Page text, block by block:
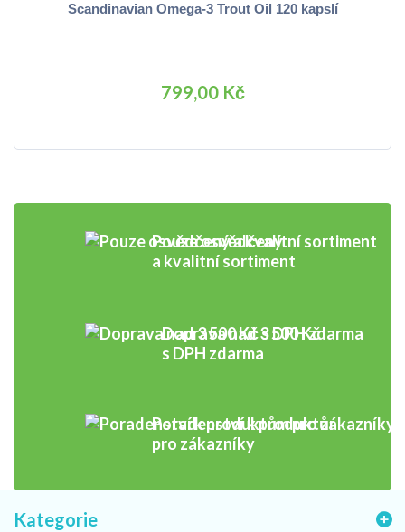
Scandinavian Omega-3 Trout Oil 120 kapslí
799,00 Kč
Pouze osvědčený
a kvalitní sortiment
Doprava nad 3 500 Kč
s DPH zdarma
Poradenství k produktům
pro zákazníky
Kategorie